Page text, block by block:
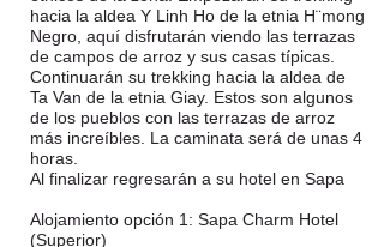
hacia la aldea Y Linh Ho de la etnia H¨mong
Negro, aquí disfrutarán viendo las terrazas
de campos de arroz y sus casas típicas.
Continuarán su trekking hacia la aldea de
Ta Van de la etnia Giay. Estos son algunos
de los pueblos con las terrazas de arroz
más increíbles. La caminata será de unas 4
horas.
Al finalizar regresarán a su hotel en Sapa
Alojamiento opción 1: Sapa Charm Hotel
(Superior)